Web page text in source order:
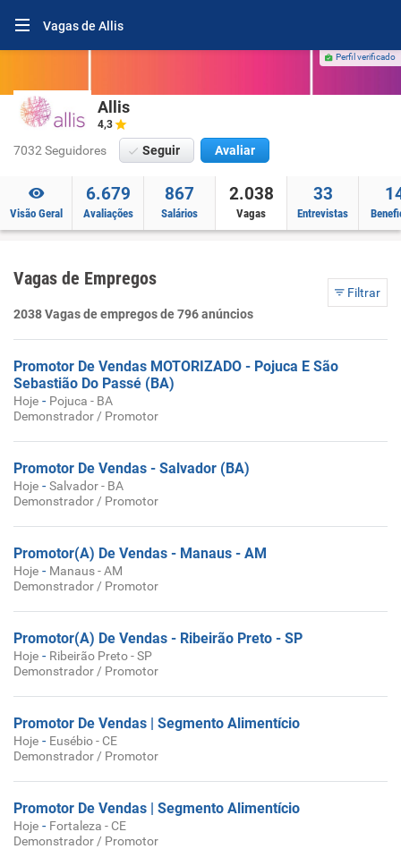
Vagas de Allis
Perfil verificado
Allis
4,3
7032 Seguidores Seguir Avaliar
Visão Geral
6.679
Avaliações
867
Salários
2.038
Vagas
33
Entrevistas
Vagas de Empregos
Filtrar
2038 Vagas de empregos de 796 anúncios
Promotor De Vendas MOTORIZADO - Pojuca E São
Sebastião Do Passé (BA)
Hoje - Pojuca - BA
Demonstrador / Promotor
Promotor De Vendas - Salvador (BA)
Hoje -Salvador - BA
Demonstrador / Promotor
Promotor(A) De Vendas - Manaus - AM
Hoje - Manaus - AM
Demonstrador / Promotor
Promotor(A) De Vendas - Ribeirão Preto - SP
Hoje - Ribeirão Preto - SP
Demonstrador / Promotor
Promotor De Vendas | Segmento Alimentício
Hoje - Eusébio - CE
Demonstrador / Promotor
Promotor De Vendas | Segmento Alimentício
Hoje - Fortaleza - CE
Demonstrador / Promotor